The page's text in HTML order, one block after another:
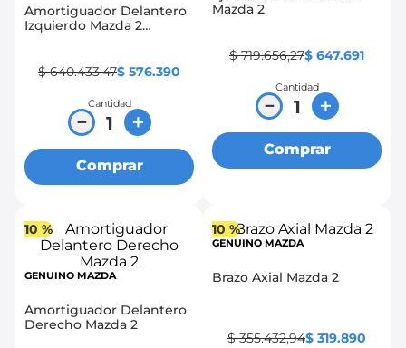
Amortiguador Delantero
Izquierdo Mazda 2
$ 640.433,47$ 576.390
Cantidad
＋
－
Comprar
Mazda 2
$ 719.656,27$ 647.691
Cantidad
＋
－
Comprar
10 %
GENUINO MAZDA
Amortiguador Delantero
Derecho Mazda 2
10 %
GENUINO MAZDA
Brazo Axial Mazda 2
$ 355.432,94$ 319.890